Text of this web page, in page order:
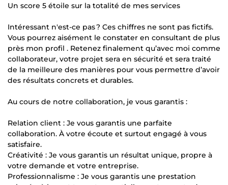
Un score 5 étoile sur la totalité de mes services
Intéressant n'est-ce pas ? Ces chiffres ne sont pas fictifs.
Vous pourrez aisément le constater en consultant de plus
près mon profil . Retenez finalement qu’avec moi comme
collaborateur, votre projet sera en sécurité et sera traité
de la meilleure des manières pour vous permettre d’avoir
des résultats concrets et durables.
Au cours de notre collaboration, je vous garantis :
Relation client : Je vous garantis une parfaite
collaboration. À votre écoute et surtout engagé à vous
satisfaire.
Créativité : Je vous garantis un résultat unique, propre à
votre demande et votre entreprise.
Professionnalisme : Je vous garantis une prestation